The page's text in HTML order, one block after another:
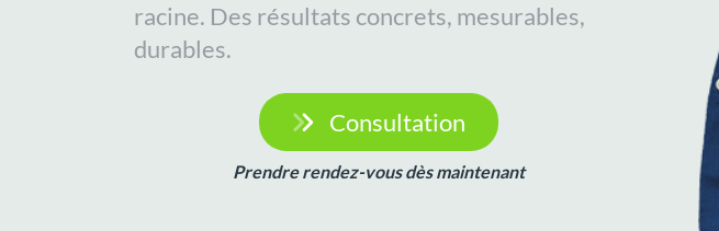
racine. Des résultats concrets, mesurables,
durables.
Consultation
Prendre rendez-vous dès maintenant